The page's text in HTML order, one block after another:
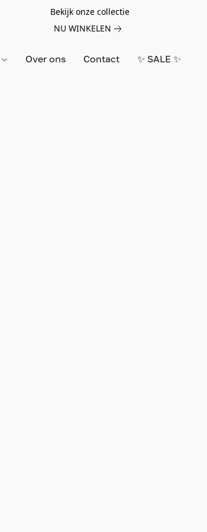
Bekijk onze collectie
NU WINKELEN
Over ons Contact ✨ SALE ✨